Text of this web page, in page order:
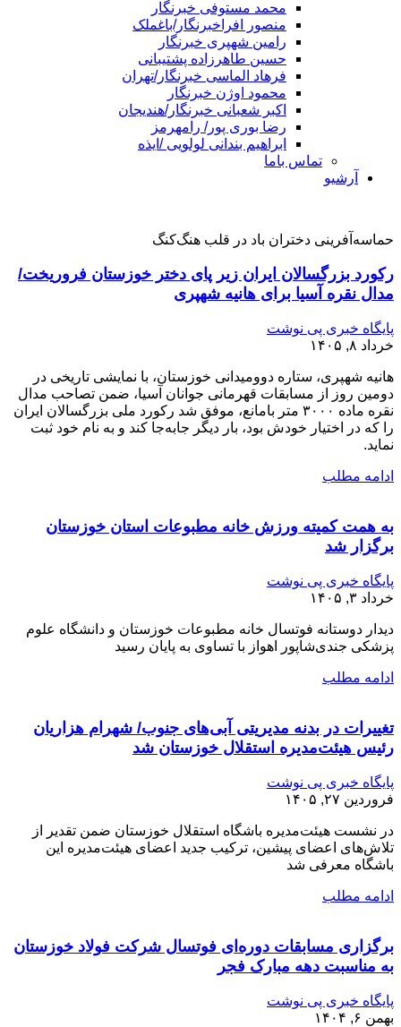
محمد مستوفی خبرنگار
منصور افراخبرنگار/باغملک
رامین شهپری خبرنگار
حسین طاهرزاده پشتیبانی
فرهاد الماسی خبرنگار/تهران
محمود اوژن خبرنگار
اکبر شعبانی خبرنگار/هندیجان
رضا بوری پور/ رامهرمز
ابراهیم بندانی لولویی /ایذه
تماس باما
آرشیو
حماسه‌آفرینی دختران باد در قلب هنگ‌کنگ
رکورد بزرگسالان ایران زیر پای دختر خوزستان فروریخت/
مدال نقره آسیا برای هانیه شهپری
پایگاه خبری پی نوشت
خرداد ۸, ۱۴۰۵
هانیه شهپری، ستاره دوومیدانی خوزستان، با نمایشی تاریخی در
دومین روز از مسابقات قهرمانی جوانان آسیا، ضمن تصاحب مدال
نقره ماده ۳۰۰۰ متر بامانع، موفق شد رکورد ملی بزرگسالان ایران
را که در اختیار خودش بود، بار دیگر جابه‌جا کند و به نام خود ثبت
نماید.
ادامه مطلب
به همت کمیته ورزش خانه مطبوعات استان خوزستان
برگزار شد
پایگاه خبری پی نوشت
خرداد ۳, ۱۴۰۵
دیدار دوستانه فوتسال خانه مطبوعات خوزستان و دانشگاه علوم
پزشکی جندی‌شاپور اهواز با تساوی به پایان رسید
ادامه مطلب
تغییرات در بدنه مدیریتی آبی‌های جنوب/ شهرام هزاریان
رئیس هیئت‌مدیره استقلال خوزستان شد
پایگاه خبری پی نوشت
فروردین ۲۷, ۱۴۰۵
در نشست هیئت‌مدیره باشگاه استقلال خوزستان ضمن تقدیر از
تلاش‌های اعضای پیشین، ترکیب جدید اعضای هیئت‌مدیره این
باشگاه معرفی شد
ادامه مطلب
برگزاری مسابقات دوره‌ای فوتسال شرکت فولاد خوزستان
به مناسبت دهه مبارک فجر
پایگاه خبری پی نوشت
بهمن ۶, ۱۴۰۴